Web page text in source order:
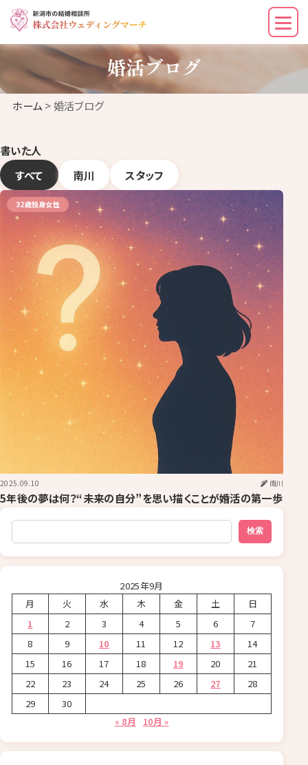
婚活ブログ
ホーム > 婚活ブログ
書いた人
すべて
南川 スタッフ
32歳独身女性
2025.09.10 南川
￼￼5年後の夢は何？“未来の自分”を思い描くことが婚活の第一歩
検索
検索
2025年9月
月
火 水 木 金 土
日
1
2 3 4 5 6
7
8
9 10 11 12 13
14
15
16 17 18 19 20
21
22
23 24 25 26 27
28
29
30
« 8月
10月 »